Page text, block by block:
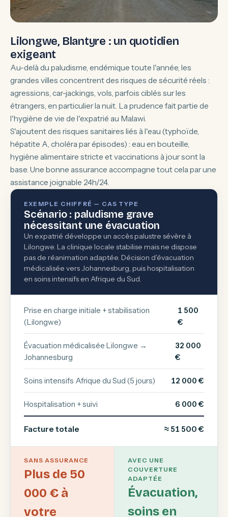
Lilongwe, Blantyre : un quotidien
exigeant
Au-delà du paludisme, endémique toute l'année, les
grandes villes concentrent des risques de sécurité réels :
agressions, car-jackings, vols, parfois ciblés sur les
étrangers, en particulier la nuit. La prudence fait partie de
l'hygiène de vie de l'expatrié au Malawi.
S'ajoutent des risques sanitaires liés à l'eau (typhoïde,
hépatite A, choléra par épisodes) : eau en bouteille,
hygiène alimentaire stricte et vaccinations à jour sont la
base. Une bonne assurance accompagne tout cela par une
assistance joignable 24h/24.
EXEMPLE CHIFFRÉ — CAS TYPE
Scénario : paludisme grave
nécessitant une évacuation
Un expatrié développe un accès palustre sévère à
Lilongwe. La clinique locale stabilise mais ne dispose
pas de réanimation adaptée. Décision d'évacuation
médicalisée vers Johannesburg, puis hospitalisation
en soins intensifs en Afrique du Sud.
Prise en charge initiale + stabilisation
(Lilongwe)
1 500
€
Évacuation médicalisée Lilongwe →
Johannesburg
32 000
€
Soins intensifs Afrique du Sud (5 jours) 12 000 €
Hospitalisation + suivi 6 000 €
Facture totale ≈ 51 500 €
SANS ASSURANCE
Plus de 50
000 € à
votre
AVEC UNE
COUVERTURE
ADAPTÉE
Évacuation,
soins en